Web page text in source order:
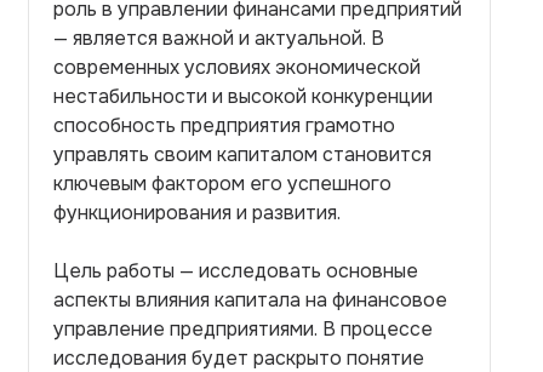
роль в управлении финансами предприятий
— является важной и актуальной. В
современных условиях экономической
нестабильности и высокой конкуренции
способность предприятия грамотно
управлять своим капиталом становится
ключевым фактором его успешного
функционирования и развития.
Цель работы — исследовать основные
аспекты влияния капитала на финансовое
управление предприятиями. В процессе
исследования будет раскрыто понятие